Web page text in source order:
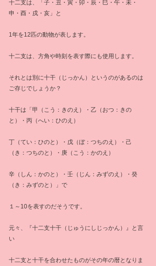
十二支は、「子・丑・寅・卯・辰・巳・午・未・
申・酉・戌・亥」と
1年を12匹の動物が表します。
十二支は、方角や時刻を表す際にも使用します。
それとは別に十干（じっかん）というのがあるのは
ご存じでしょうか？
十干は「甲（こう：きのえ）・乙（おつ：きの
と）・丙（へい：ひのえ）
丁（てい：ひのと）・戊（ぼ：つちのえ）・己
（き：つちのと）・庚（こう：かのえ）
辛（しん：かのと）・壬（じん：みずのえ）・癸
（き：みずのと）」で
１～10を表すのだそうです。
元々、『十二支十干（じゅうにしじっかん）』と言
い
十二支と十干を合わせたものがその年の暦となりま